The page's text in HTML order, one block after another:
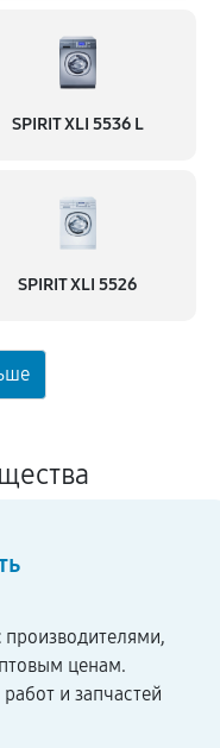
SPIRIT XLI 5536 L
SPIRIT XLI 5526
ценам.
и запчастей